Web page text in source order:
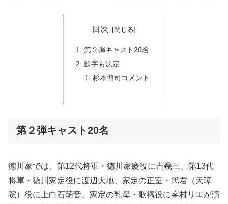
目次
第２弾キャスト20名
題字も決定
杉本博司コメント
第２弾キャスト20名
徳川家では、第12代将軍・徳川家慶役に吉幾三、第13代
将軍・徳川家定役に渡辺大地、家定の正室・篤君（天璋
院）役に上白石萌音、家定の乳母・歌橋役に峯村リエが演